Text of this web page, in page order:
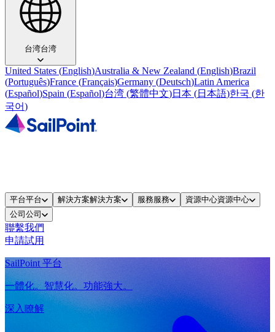
台湾台湾
United States (English)Australia & New Zealand (English)Brazil
(Português)France (Français)Germany (Deutsch)Latin America
(Español)Spain (Español)台湾 (繁體中文)日本 (日本語)한국 (한
국어)
平台平台 解決方案解決方案 服務服務 資源中心資源中心
公司 公司
聯繫我們
申請試用
SailPoint 平台
一體化。智慧化。功能強大。
深入瞭解